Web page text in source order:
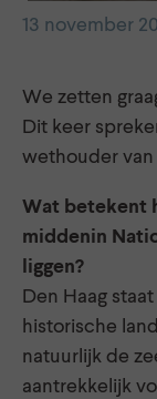
13 november
We zetten
Dit keer
wethouder van
Wat betekent
middenin
liggen?
Den Haag
historische
natuurlijk de
aantrekkelijk